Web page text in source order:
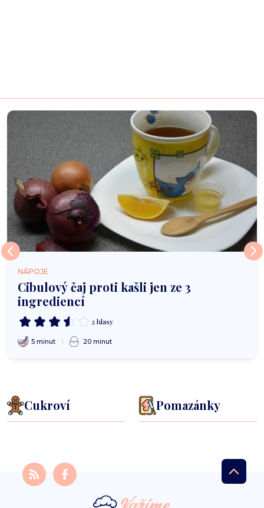
NÁPOJE
Cibulový čaj proti kašli jen ze 3
ingrediencí
2 hlasy
5 minut 20 minut
Cukroví Pomazánky